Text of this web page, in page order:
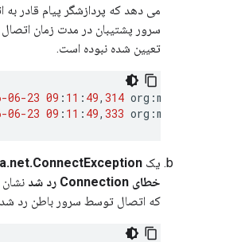
می دهد که پردازشگر پیام قادر به
سرور پشتیبان در مدت زمان
تعیین شده نبوده است.
-06-23 09 : 11 : 49, 314 org :myorg
-06-23 09 : 11 : 49, 333 org :myorg
یک
خطای Connection رد شد
که اتصال توسط سرور باطن رد